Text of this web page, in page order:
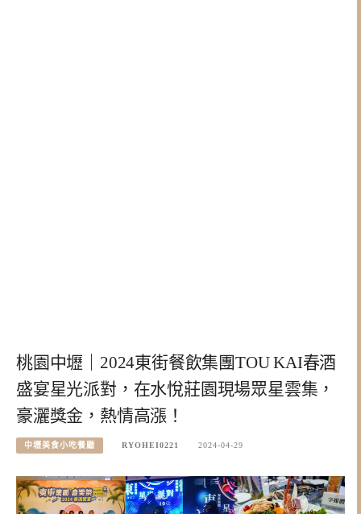
桃園中壢｜2024東街餐飲集團TOU KAI春酒
盛宴星光派對，在水悅莊園現場眾星雲集，
豪灑獎金，熱情高漲！
中壢美食小吃餐廳 RYOHEI0221 2024-04-29